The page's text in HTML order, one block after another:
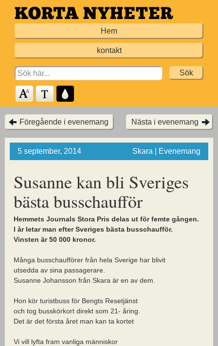
Hoppa
till
Hem
kontakt
Search
for:
Föregående i evenemang Nästa i evenemang
5 september, 2014 Skara | Evenemang
Susanne kan bli Sveriges
bästa busschaufför
Hemmets Journals Stora Pris delas ut för femte gången.
I år letar man efter Sveriges bästa busschaufför.
Vinsten är 50 000 kronor.
Många busschaufförer från hela Sverige har blivit
utsedda av sina passagerare.
Susanne Johansson från Skara är en av dem.
Hon kör turistbuss för Bengts Resetjänst
och tog busskörkort direkt som 21- åring.
Det är det första året man kan ta kortet
Vi vill lyfta fram vanliga människor